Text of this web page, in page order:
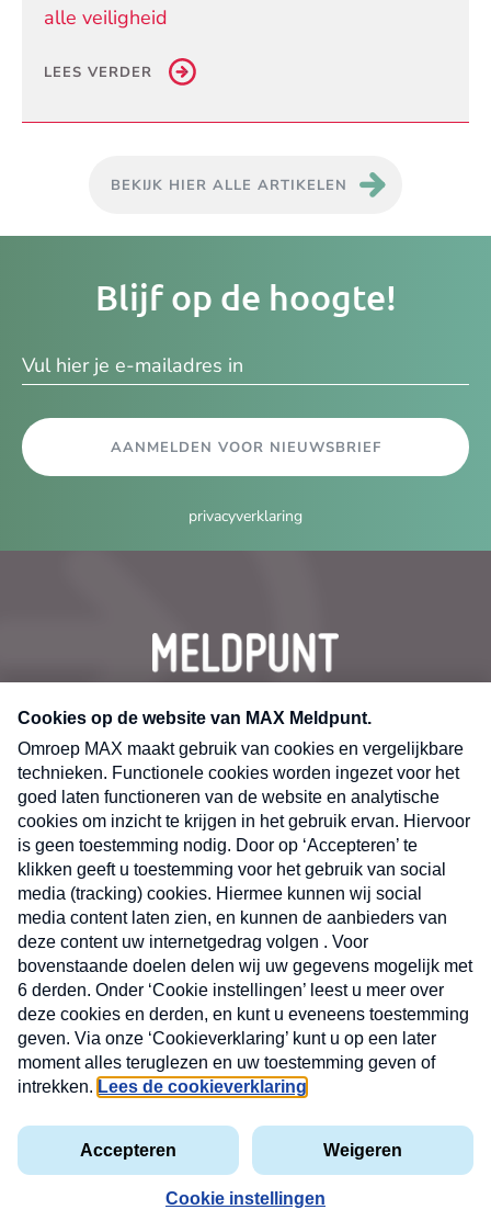
alle veiligheid
LEES VERDER
BEKIJK HIER ALLE ARTIKELEN
Blijf op de hoogte!
AANMELDEN VOOR NIEUWSBRIEF
privacyverklaring
CONTACT
Volg ons op
MAX
Cookieverklaring
Kwetsbaarheid
X
Nieuwsbrief
Neem hier een gratis abonnement op de MAX
Consumenten nieuwsbrief. Elke maandag en
donderdag in uw mailbox.
e-
VOOR
privacyverklaring